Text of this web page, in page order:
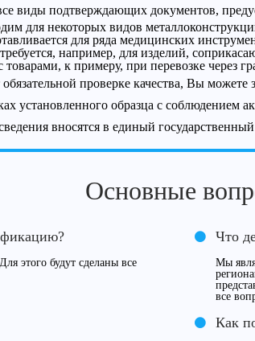
виды подтверждающих документов,
для некоторых видов
для ряда медицинских
требуется, например, для изделий,
к примеру, при перевозке через
проверке качества, Вы можете
установленного образца с соблюдением
вносятся в единый
Основные
этого будут сделаны все
Что
Мы
все
Как